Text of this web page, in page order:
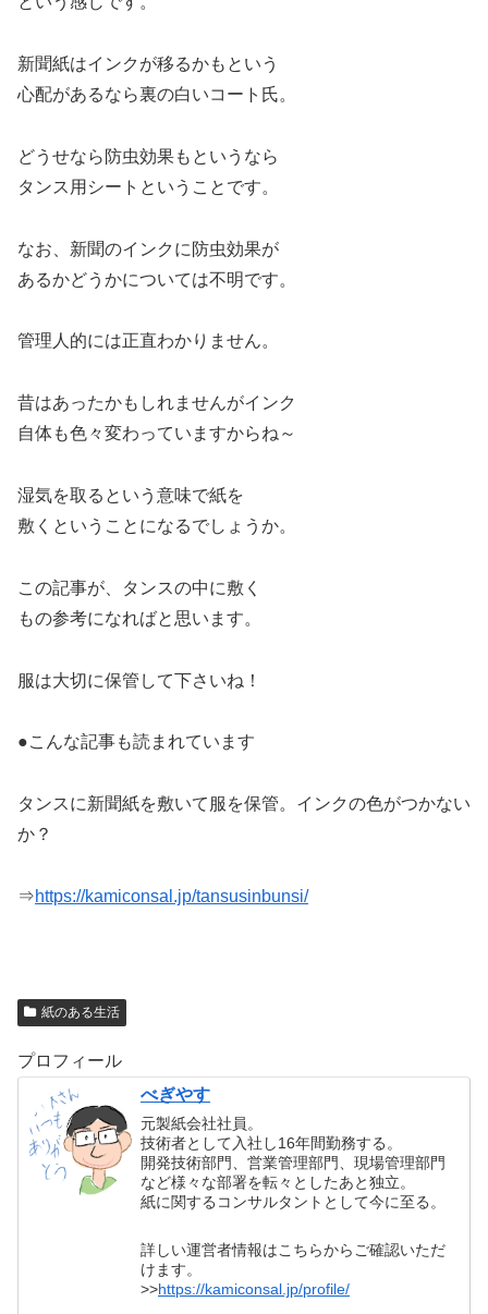
新聞紙はインクが移るかもという
心配があるなら裏の白いコート氏。
どうせなら防虫効果もというなら
タンス用シートということです。
なお、新聞のインクに防虫効果が
あるかどうかについては不明です。
管理人的には正直わかりません。
昔はあったかもしれませんがインク
自体も色々変わっていますからね～
湿気を取るという意味で紙を
敷くということになるでしょうか。
この記事が、タンスの中に敷く
もの参考になればと思います。
服は大切に保管して下さいね！
●こんな記事も読まれています
タンスに新聞紙を敷いて服を保管。インクの色がつかない
か？
⇒https://kamiconsal.jp/tansusinbunsi/
紙のある生活
プロフィール
べぎやす
元製紙会社社員。
技術者として入社し16年間勤務する。
開発技術部門、営業管理部門、現場管理部門
など様々な部署を転々としたあと独立。
紙に関するコンサルタントとして今に至る。
詳しい運営者情報はこちらからご確認いただ
けます。
>>https://kamiconsal.jp/profile/